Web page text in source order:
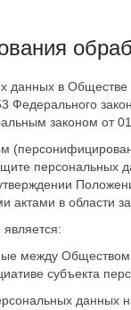
данных в
Федерального
законом от
актами в области
между Обществом и
субъекта
данных